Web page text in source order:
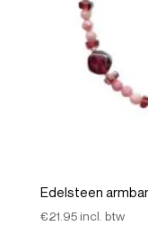
Edelsteen
€21.95incl. btw